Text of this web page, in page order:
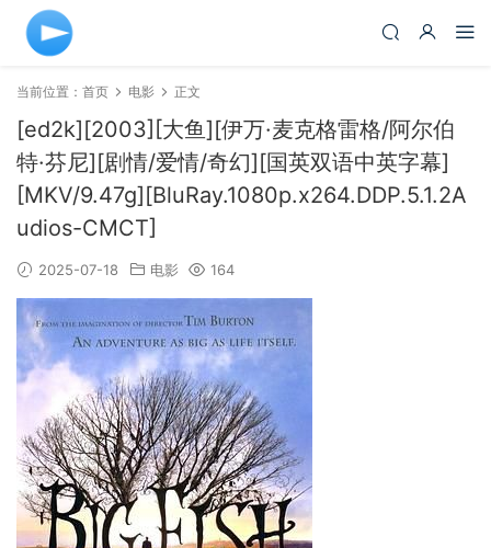
当前位置： 首页 电影 正文
[ed2k][2003][大鱼][伊万·麦克格雷格/阿尔伯
特·芬尼][剧情/爱情/奇幻][国英双语中英字幕]
[MKV/9.47g][BluRay.1080p.x264.DDP.5.1.2A
udios-CMCT]
2025-07-18 电影 164